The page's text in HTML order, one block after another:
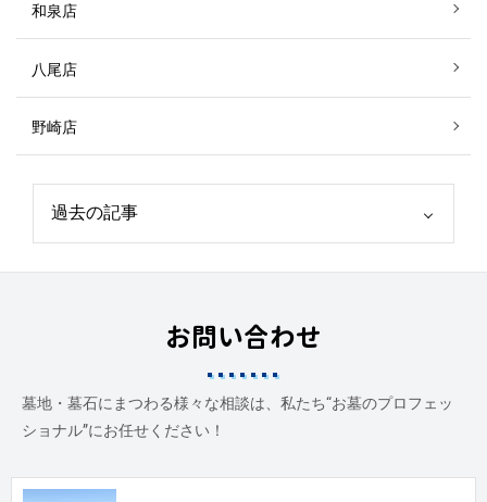
和泉店
八尾店
野崎店
お問い合わせ
墓地・墓石にまつわる様々な相談は、私たち“お墓のプロフェッ
ショナル”にお任せください！